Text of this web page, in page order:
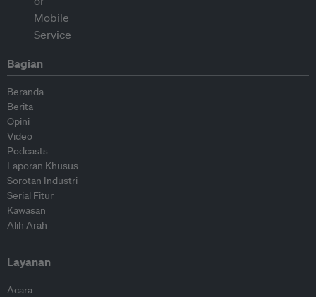
Bagian
Beranda
Berita
Opini
Video
Podcasts
Laporan Khusus
Sorotan Industri
Serial Fitur
Kawasan
Alih Arah
Layanan
Acara